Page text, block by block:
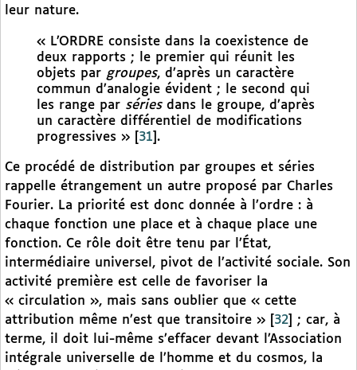
leur nature.
« L’ORDRE consiste dans la coexistence de
deux rapports ; le premier qui réunit les
objets par groupes, d’après un caractère
commun d’analogie évident ; le second qui
les range par sériesdans le groupe, d’après
un caractère différentiel de modifications
progressives »
31 .
Ce procédé de distribution par groupes et séries
rappelle étrangement un autre proposé par Charles
Fourier. La priorité est donc donnée à l’ordre : à
chaque fonction une place et à chaque place une
fonction. Ce rôle doit être tenu par l’État,
intermédiaire universel, pivot de l’activité sociale. Son
activité première est celle de favoriser la
« circulation », mais sans oublier que « cette
attribution même n’est que transitoire »
32
; car, à
terme, il doit lui-même s’effacer devant l’Association
intégrale universelle de l’homme et du cosmos, la